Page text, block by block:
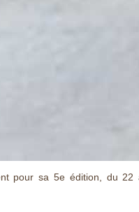
pour sa 5e édition, du